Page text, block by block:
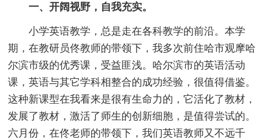
一、开阔视野，自我充实。
小学英语教学，总是走在各科教学的前沿。本学
期，在教研员佟教师的带领下，我多次前住哈市观摩哈
尔滨市级的优秀课，受益匪浅。哈尔滨市的英语活动
课，英语与其它学科相整合的成功经验，很值得借鉴。
这种新课型在我看来是很有生命力的，它活化了教材，
发展了教材，激活了师生的创新细胞，是值得尝试的。
六月份，在佟老师的带领下，我们英语教师又不远千